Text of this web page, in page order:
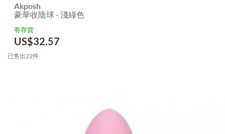
Akposh
豪華收陰球 - 淺綠色
有存貨
US$32.57
已售出22件